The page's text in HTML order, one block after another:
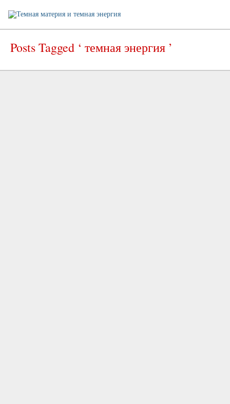
Posts Tagged ‘ темная энергия ’